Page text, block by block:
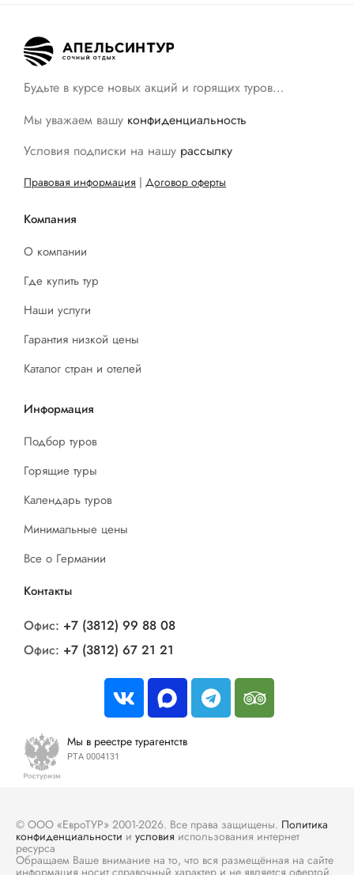
Будьте в курсе новых акций и горящих туров…
Мы уважаем вашу конфиденциальность
Условия подписки на нашу рассылку
Правовая информация | Договор оферты
Компания
О компании
Где купить тур
Наши услуги
Гарантия низкой цены
Каталог стран и отелей
Информация
Подбор туров
Горящие туры
Календарь туров
Минимальные цены
Все о Германии
Контакты
Офис: +7 (3812) 99 88 08
Офис: +7 (3812) 67 21 21
Мы в реестре турагентств
РТА 0004131
© ООО «ЕвроТУР» 2001-2026. Все права защищены. Политика
конфиденциальности и условия использования интернет
ресурса
Обращаем Ваше внимание на то, что вся размещённая на сайте